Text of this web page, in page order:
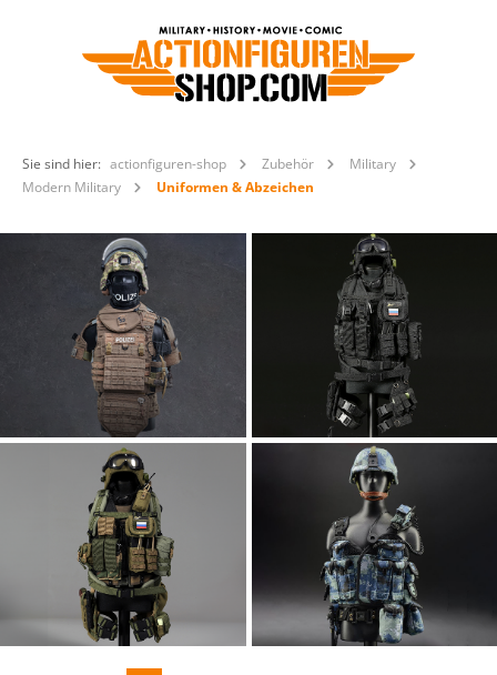
Sie sind hier: actionfiguren-shop Zubehör
Military
Modern Military
Uniformen & Abzeichen